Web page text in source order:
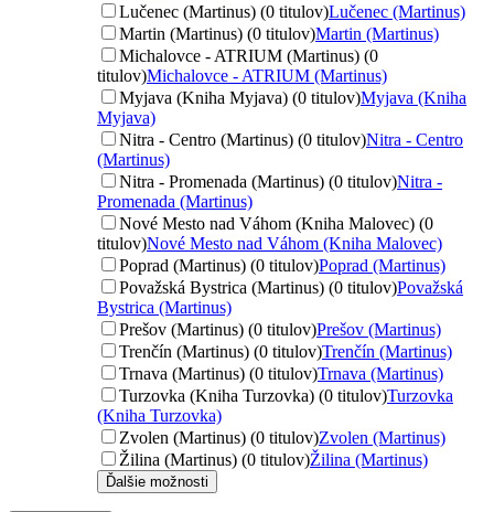
Lučenec (Martinus) (0 titulov)Lučenec (Martinus)
Martin (Martinus) (0 titulov)Martin (Martinus)
Michalovce - ATRIUM (Martinus) (0
titulov)Michalovce - ATRIUM (Martinus)
Myjava (Kniha Myjava) (0 titulov)Myjava (Kniha
Myjava)
Nitra - Centro (Martinus) (0 titulov)Nitra - Centro
(Martinus)
Nitra - Promenada (Martinus) (0 titulov)Nitra -
Promenada (Martinus)
Nové Mesto nad Váhom (Kniha Malovec) (0
titulov)Nové Mesto nad Váhom (Kniha Malovec)
Poprad (Martinus) (0 titulov)Poprad (Martinus)
Považská Bystrica (Martinus) (0 titulov)Považská
Bystrica (Martinus)
Prešov (Martinus) (0 titulov)Prešov (Martinus)
Trenčín (Martinus) (0 titulov)Trenčín (Martinus)
Trnava (Martinus) (0 titulov)Trnava (Martinus)
Turzovka (Kniha Turzovka) (0 titulov)Turzovka
(Kniha Turzovka)
Zvolen (Martinus) (0 titulov)Zvolen (Martinus)
Žilina (Martinus) (0 titulov)Žilina (Martinus)
Ďalšie možnosti